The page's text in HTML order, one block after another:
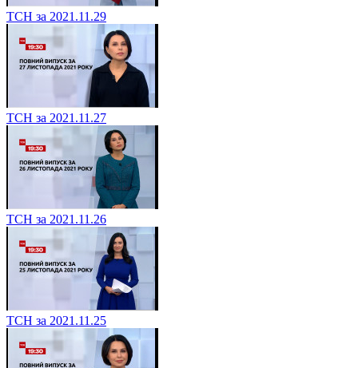
ТСН за 2021.11.29
ТСН за 2021.11.27
ТСН за 2021.11.26
ТСН за 2021.11.25